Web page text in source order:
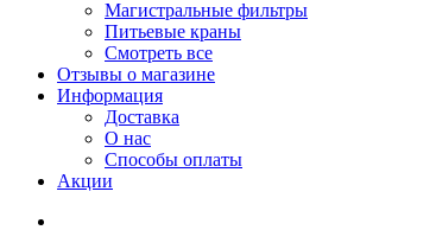
Магистральные фильтры
Питьевые краны
Смотреть все
Отзывы о магазине
Информация
Доставка
О нас
Способы оплаты
Акции